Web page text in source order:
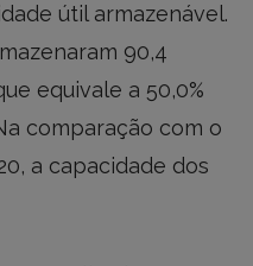
útil armazenável.
90,4
equivale a 50,0%
comparação com o
a capacidade dos